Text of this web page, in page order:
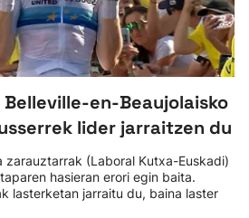
en-Beaujolaisko
lider jarraitzen du
zarauztarrak (Laboral Kutxa-Euskadi)
hasieran erori egin baita.
lasterketan jarraitu du, baina laster